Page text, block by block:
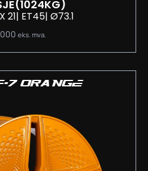
(1024KG)
21| ET45| Ø73.1
eks. mva.
7 ORANGE